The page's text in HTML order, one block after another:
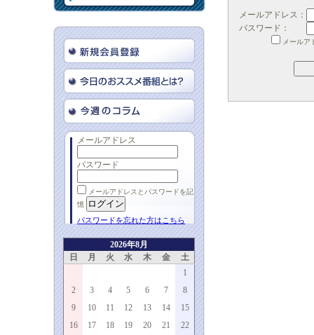
メールアドレス
パスワード
メールアドレスとパスワードを記
憶
パスワードを忘れた方はこちら
2026年8月
日
月 火 水 木 金
土
1
2
3 4 5 6 7
8
9
10 11 12 13 14
15
16
17 18 19 20 21
22
メールアドレス：
パスワード：
メールア